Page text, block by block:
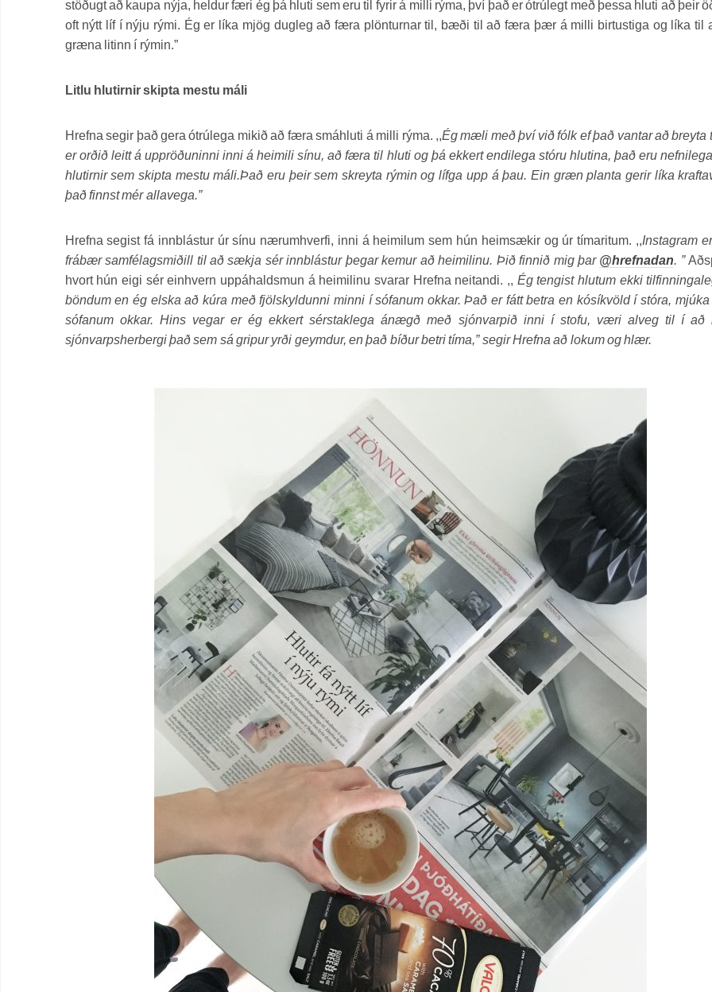
stöðugt að kaupa nýja, heldur færi ég þá hluti sem eru til fyrir á milli rýma, því það er ótrúlegt með þessa hluti að þeir
oft nýtt líf í nýju rými. Ég er líka mjög dugleg að færa plönturnar til, bæði til að færa þær á milli birtustiga og líka til
græna litinn í rýmin.”
Litlu hlutirnir skipta mestu máli
Hrefna segir það gera ótrúlega mikið að færa smáhluti á milli rýma. ,,Ég mæli með því við fólk ef það vantar að breyta
er orðið leitt á uppröðuninni inni á heimili sínu, að færa til hluti og þá ekkert endilega stóru hlutina, það eru
hlutirnir sem skipta mestu máli.Það eru þeir sem skreyta rýmin og lífga upp á þau. Ein græn planta gerir líka
það finnst mér allavega.”
Hrefna segist fá innblástur úr sínu nærumhverfi, inni á heimilum sem hún heimsækir og úr tímaritum. ,,Instagram
frábær samfélagsmiðill til að sækja sér innblástur þegar kemur að heimilinu. Þið finnið mig þar @hrefnadan. ”
hvort hún eigi sér einhvern uppáhaldsmun á heimilinu svarar Hrefna neitandi. ,, Ég tengist hlutum ekki
böndum en ég elska að kúra með fjölskyldunni minni í sófanum okkar. Það er fátt betra en kósíkvöld í stóra,
sófanum okkar. Hins vegar er ég ekkert sérstaklega ánægð með sjónvarpið inni í stofu, væri alveg til í að
sjónvarpsherbergi það sem sá gripur yrði geymdur, en það bíður betri tíma,” segir Hrefna að lokum og hlær.